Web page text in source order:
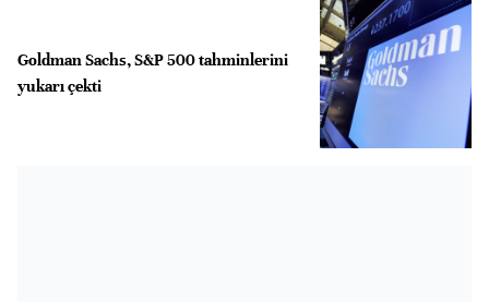
Goldman Sachs, S&P 500 tahminlerini
yukarı çekti